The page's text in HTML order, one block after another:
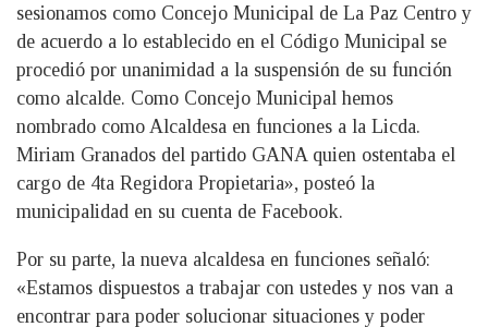
sesionamos como Concejo Municipal de La Paz Centro y
de acuerdo a lo establecido en el Código Municipal se
procedió por unanimidad a la suspensión de su función
como alcalde. Como Concejo Municipal hemos
nombrado como Alcaldesa en funciones a la Licda.
Miriam Granados del partido GANA quien ostentaba el
cargo de 4ta Regidora Propietaria», posteó la
municipalidad en su cuenta de Facebook.
Por su parte, la nueva alcaldesa en funciones señaló:
«Estamos dispuestos a trabajar con ustedes y nos van a
encontrar para poder solucionar situaciones y poder